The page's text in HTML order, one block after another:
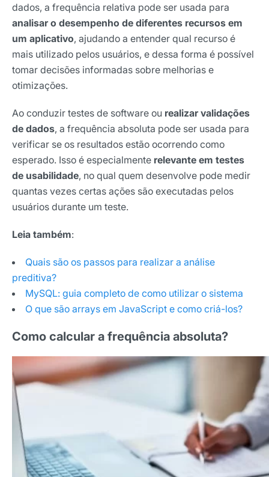
dados, a frequência relativa pode ser usada para
analisar o desempenho de diferentes recursos em
um aplicativo, ajudando a entender qual recurso é
mais utilizado pelos usuários, e dessa forma é possível
tomar decisões informadas sobre melhorias e
otimizações.
Ao conduzir testes de software ou realizar validações
de dados, a frequência absoluta pode ser usada para
verificar se os resultados estão ocorrendo como
esperado. Isso é especialmente relevante em testes
de usabilidade, no qual quem desenvolve pode medir
quantas vezes certas ações são executadas pelos
usuários durante um teste.
Leia também:
Quais são os passos para realizar a análise
preditiva?
MySQL: guia completo de como utilizar o sistema
O que são arrays em JavaScript e como criá-los?
Como calcular a frequência absoluta?